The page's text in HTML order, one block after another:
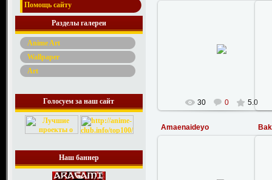
Помощь сайту
Разделы галереи
Anime Art
Wallpaper
Art
Голосуем за наш сайт
Наш баннер
30 0 5.0
Amaenaideyo